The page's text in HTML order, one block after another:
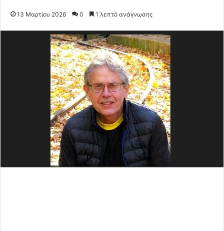
13 Μαρτίου 2026 0 1 λεπτό ανάγνωσης